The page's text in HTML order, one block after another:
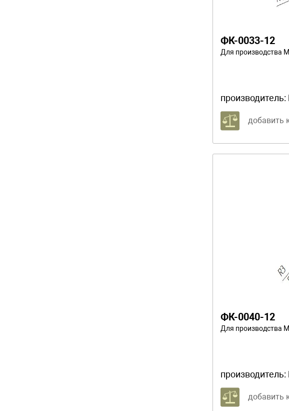
ФК-0033-12
Для производства
производитель:
добавить
ФК-0040-12
Для производства
производитель:
добавить